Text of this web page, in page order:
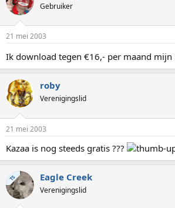
Gebruiker
21 mei 2003
Ik download tegen €16,- per maand mijn
roby
Verenigingslid
21 mei 2003
Kazaa is nog steeds gratis ???
TS Eagle Creek
Verenigingslid